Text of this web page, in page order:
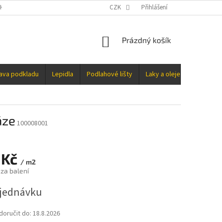
ÚDAJŮ CZK Přihlášení
NÁKUPNÍ
Prázdný košík
podkladu Lepidla Podlahové lišty Laky a oleje
100008001
/ m2
balení
do: 18.8.2026